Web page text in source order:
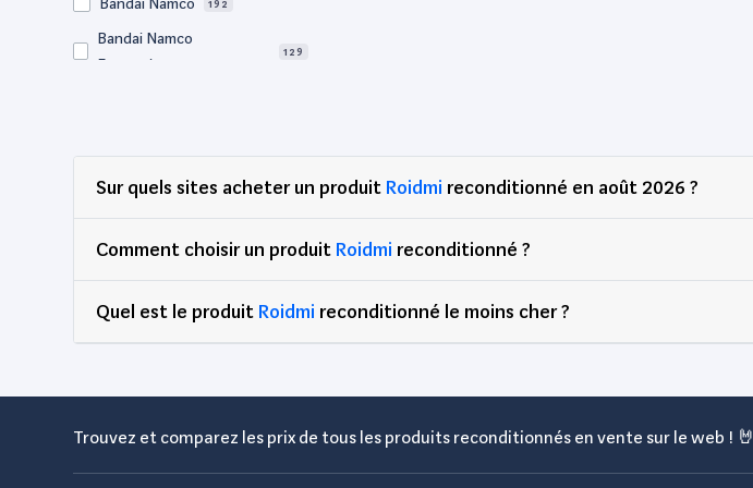
192
Bandai Namco
Entertainment
129
Canon
DEG 89
Dell 2,909
Eidos Interactive
Sur quels sites acheter un produit Roidmi reconditionné en août 2026 ?
Comment choisir un produit Roidmi reconditionné ?
Quel est le produit Roidmi reconditionné le moins cher ?
Trouvez et comparez les prix de tous les produits reconditionnés en vente sur le web ! 🤘